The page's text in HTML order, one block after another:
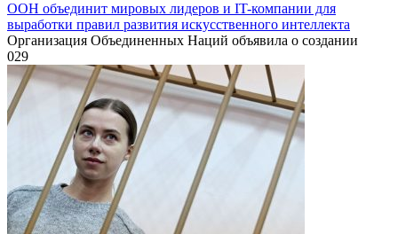
ООН объединит мировых лидеров и IT-компании для
выработки правил развития искусственного интеллекта
Организация Объединенных Наций объявила о создании
029